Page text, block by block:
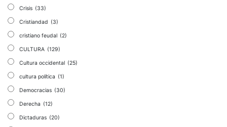
Crisis (33)
Cristiandad (3)
cristiano feudal (2)
CULTURA (129)
Cultura occidental (25)
cultura política (1)
Democracias (30)
Derecha (12)
Dictaduras (20)